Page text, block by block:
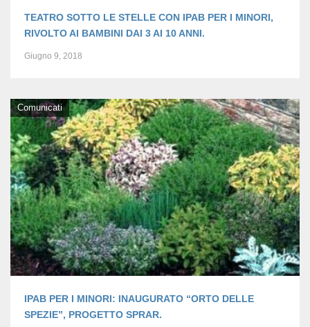
TEATRO SOTTO LE STELLE CON IPAB PER I MINORI,
RIVOLTO AI BAMBINI DAI 3 AI 10 ANNI.
Giugno 9, 2018
Comunicati
IPAB PER I MINORI: INAUGURATO “ORTO DELLE
SPEZIE”, PROGETTO SPRAR.